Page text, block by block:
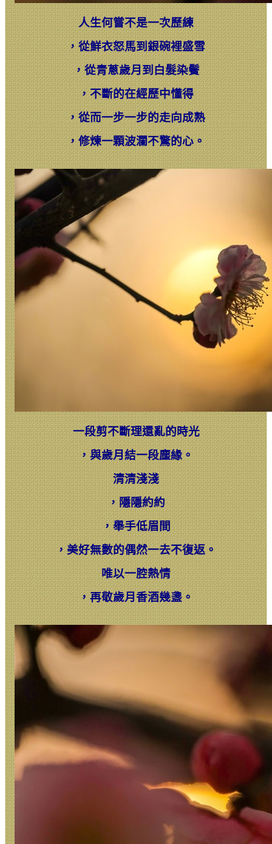
人生何嘗不是一次歷練
，從鮮衣怒馬到銀碗裡盛雪
，從青蔥歲月到白髮染鬢
，不斷的在經歷中懂得
，從而一步一步的走向成熟
，修煉一顆波瀾不驚的心。
一段剪不斷理還亂的時光
，與歲月結一段塵緣。
清清淺淺
，隱隱約約
，舉手低眉間
，美好無數的偶然一去不復返。
唯以一腔熱情
，再敬歲月香酒幾盞。